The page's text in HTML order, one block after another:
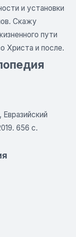
и установки
Скажу
пути
Христа и после.
656 с.